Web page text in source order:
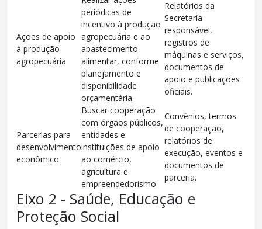
Ações de apoio
à produção
agropecuária
periódicas de
incentivo à produção
agropecuária e ao
abastecimento
alimentar, conforme
planejamento e
disponibilidade
orçamentária.
Relatórios da
Secretaria
responsável,
registros de
máquinas e serviços,
documentos de
apoio e publicações
oficiais.
Parcerias para
desenvolvimento
econômico
Buscar cooperação
com órgãos públicos,
entidades e
instituições de apoio
ao comércio,
agricultura e
empreendedorismo.
Convênios, termos
de cooperação,
relatórios de
execução, eventos e
documentos de
parceria.
Eixo 2 - Saúde, Educação e
Proteção Social